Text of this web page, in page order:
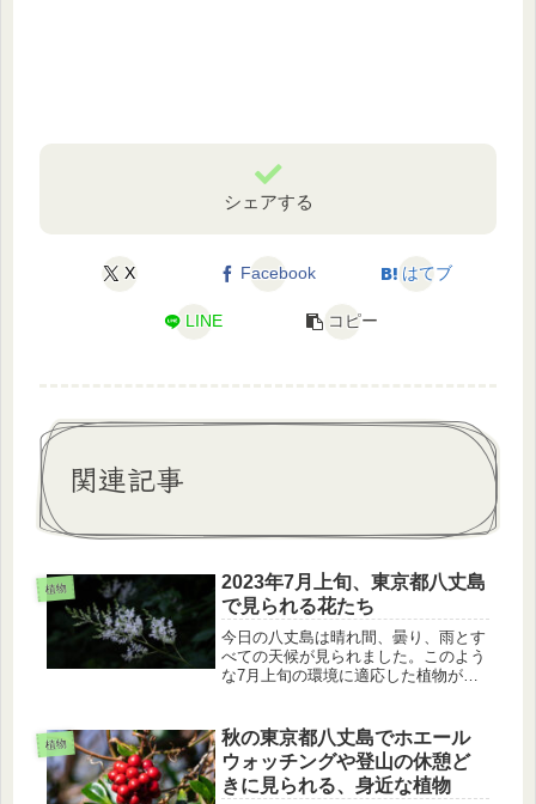
シェアする
X Facebook はてブ
LINE コピー
関連記事
植物
2023年7月上旬、東京都八丈島
で見られる花たち
今日の八丈島は晴れ間、曇り、雨とす
べての天候が見られました。このよう
な7月上旬の環境に適応した植物が見
ナを紹介します。
植物
秋の東京都八丈島でホエール
ウォッチングや登山の休憩ど
きに見られる、身近な植物